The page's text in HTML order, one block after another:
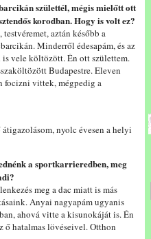
születtél, mégis mielőtt ott
korodban. Hogy is volt ez?
aztán később a
Minderről édesapám, és az
is vele költözött. Én ott születtem.
Budapestre. Eleven
focizni vittek, mégpedig a
nyolc évesen a helyi
a sportkarrieredben, meg
meg a dac miatt is más
Anyai nagyapám ugyanis
ahová vitte a kisunokáját is. Én
ő hatalmas lövéseivel. Otthon